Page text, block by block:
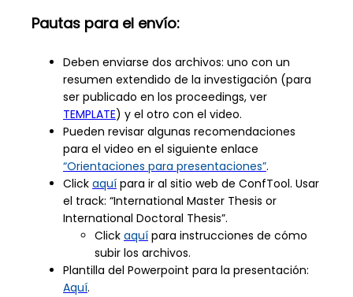
Pautas para el envío:
Deben enviarse dos archivos: uno con un
resumen extendido de la investigación (para
ser publicado en los proceedings, ver
TEMPLATE) y el otro con el video.
Pueden revisar algunas recomendaciones
para el video en el siguiente enlace
“Orientaciones para presentaciones”.
Click aquí para ir al sitio web de ConfTool. Usar
el track: “International Master Thesis or
International Doctoral Thesis”.
Click aquí para instrucciones de cómo
subir los archivos.
Plantilla del Powerpoint para la presentación:
Aquí.